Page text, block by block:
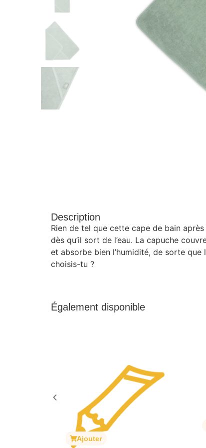
Description
Rien de tel que cette cape de bain
dès qu’il sort de l’eau. La capuche
et absorbe bien l’humidité, de sorte
choisis-tu ?
Également disponible
Ajouter